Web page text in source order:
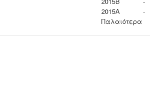
2015A
-
Παλαιότερα